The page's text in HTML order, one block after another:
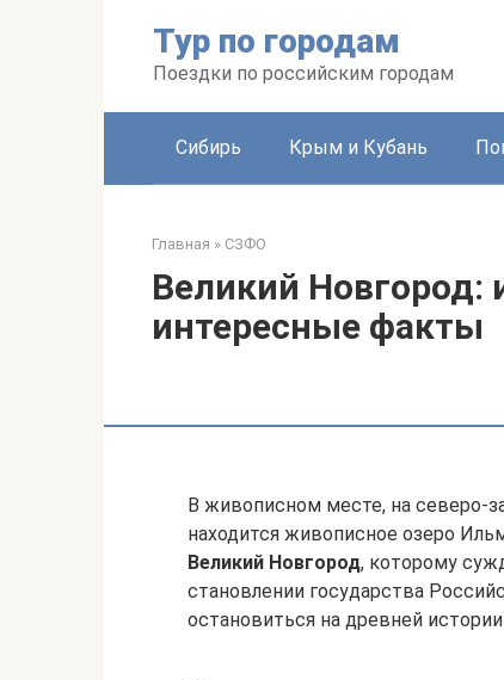
Тур по городам
Поездки по российским городам
Сибирь Крым и Кубань
Главная » СЗФО
Великий Новгород:
интересные факты
В живописном месте, на северо-
находится живописное озеро
Великий Новгород, которому
становлении государства
остановиться на древней истории